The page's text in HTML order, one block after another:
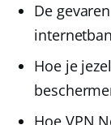
De
Hoe je
Hoe VPN